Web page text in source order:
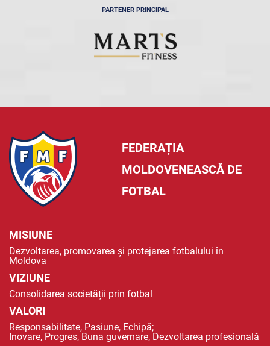
PARTENER PRINCIPAL
FEDERAȚIA
MOLDOVENEASCĂ DE
FOTBAL
MISIUNE
Dezvoltarea, promovarea și protejarea fotbalului în
Moldova
VIZIUNE
Consolidarea societății prin fotbal
VALORI
Responsabilitate, Pasiune, Echipă;
Inovare, Progres, Buna guvernare, Dezvoltarea profesională